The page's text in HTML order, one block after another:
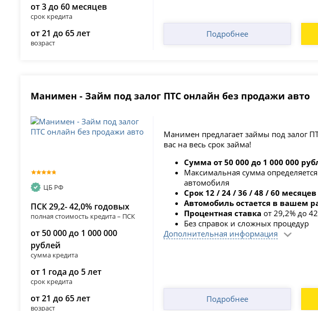
от 3 до 60 месяцев
срок кредита
от 21 до 65 лет
возраст
Подробнее
Манимен - Займ под залог ПТС онлайн без продажи авто
ЦБ РФ
ПСК 29,2- 42,0% годовых
полная стоимость кредита – ПСК
от 50 000 до 1 000 000
рублей
сумма кредита
от 1 года до 5 лет
срок кредита
от 21 до 65 лет
возраст
Манимен предлагает займы под залог
вас на весь срок займа!
Сумма от 50 000 до 1 000 000
Максимальная сумма
автомобиля
Срок 12 / 24 / 36 / 48 / 60 месяцев
Автомобиль остается в вашем
Процентная ставка от 29,2% до
Без справок и сложных процедур
Дополнительная информация
Подробнее